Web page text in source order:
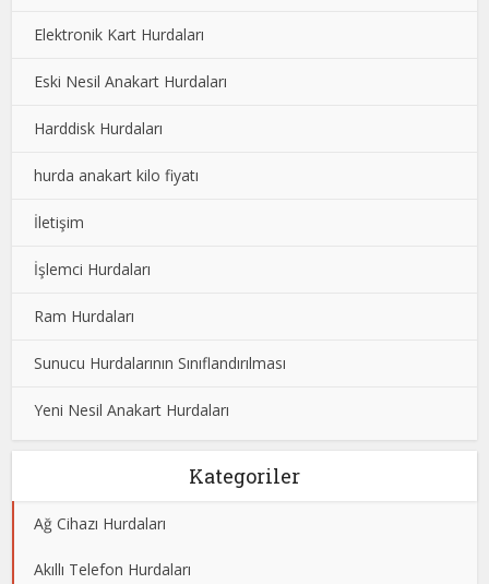
Elektronik Kart Hurdaları
Eski Nesil Anakart Hurdaları
Harddisk Hurdaları
hurda anakart kilo fiyatı
İletişim
İşlemci Hurdaları
Ram Hurdaları
Sunucu Hurdalarının Sınıflandırılması
Yeni Nesil Anakart Hurdaları
Kategoriler
Ağ Cihazı Hurdaları
Akıllı Telefon Hurdaları